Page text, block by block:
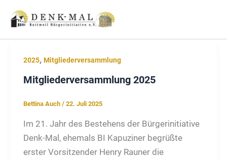
Inhalt
2025, Mitgliederversammlung
Mitgliederversammlung 2025
Bettina Auch / 22. Juli 2025
Im 21. Jahr des Bestehens der Bürgerinitiative
Denk-Mal, ehemals BI Kapuziner begrüßte
erster Vorsitzender Henry Rauner die